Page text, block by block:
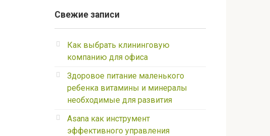
Свежие записи
Как выбрать клининговую
компанию для офиса
Здоровое питание маленького
ребенка витамины и минералы
необходимые для развития
Asana как инструмент
эффективного управления